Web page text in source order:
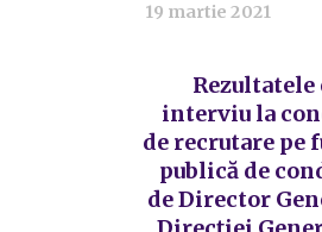
19 martie 2021
Rezultatele
interviu la
de recrutare pe
publică de
de Director